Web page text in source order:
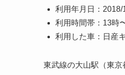
利用年月日：2018/
利用時間帯：13時
利用した車：日産
東武線の大山駅（東京